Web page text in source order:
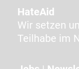
A
a
n
HateAid
Wir setzen
Teilhabe im